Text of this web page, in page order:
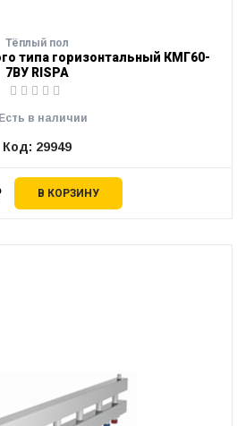
Тёплый пол
типа горизонтальный КМГ60-
7ВУ RISPA
В КОРЗИНУ
Есть в наличии
Код: 29949